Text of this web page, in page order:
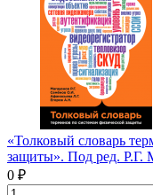
«Толковый словарь
защиты». Под ред. Р.Г.
0 ₽